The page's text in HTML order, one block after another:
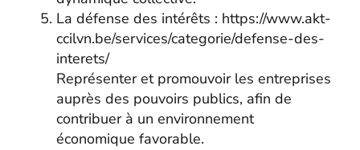
La défense des intérêts : https://www.akt-
ccilvn.be/services/categorie/defense-des-
interets/
Représenter et promouvoir les entreprises
auprès des pouvoirs publics, afin de
contribuer à un environnement
économique favorable.